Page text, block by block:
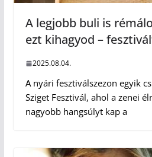
A legjobb buli is
ezt kihagyod –
2025.08.04.
A nyári fesztiválszezon egyik
Sziget Fesztivál, ahol a zenei
nagyobb hangsúlyt kap a